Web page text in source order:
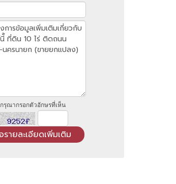
กรุณากรอกตัวอักษรที่เห็น